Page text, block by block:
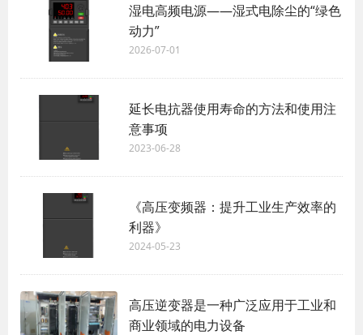
湿电高频电源——湿式电除尘的“绿色
动力”
2026-07-01
延长电抗器使用寿命的方法和使用注
意事项
2023-06-28
《高压变频器：提升工业生产效率的
利器》
2024-05-23
高压逆变器是一种广泛应用于工业和
商业领域的电力设备